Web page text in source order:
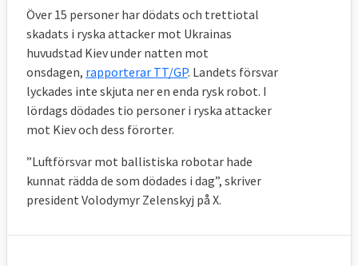
Över 15 personer har dödats och trettiotal
skadats i ryska attacker mot Ukrainas
huvudstad Kiev under natten mot
onsdagen, rapporterar TT/GP. Landets försvar
lyckades inte skjuta ner en enda rysk robot. I
lördags dödades tio personer i ryska attacker
mot Kiev och dess förorter.
”Luftförsvar mot ballistiska robotar hade
kunnat rädda de som dödades i dag”, skriver
president Volodymyr Zelenskyj på X.